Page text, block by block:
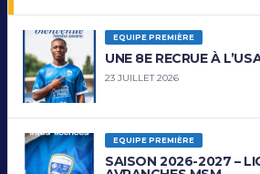
EQUIPE PREMIÈRE
UNE 8E RECRUE À
23 JUILLET 2026
EQUIPE PREMIÈRE
SAISON 2026-2027 –